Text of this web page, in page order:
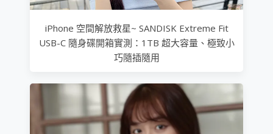
iPhone 空間解放救星~ SANDISK Extreme Fit
USB-C 隨身碟開箱實測：1TB 超大容量、極致小
巧隨插隨用